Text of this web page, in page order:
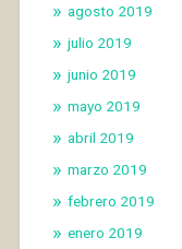
agosto 2019
julio 2019
junio 2019
mayo 2019
abril 2019
marzo 2019
febrero 2019
enero 2019